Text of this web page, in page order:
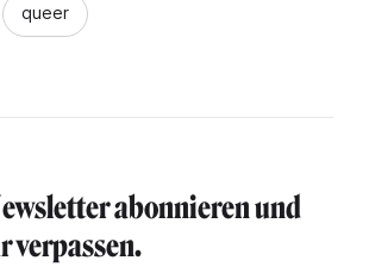
queer
abonnieren und
verpassen.